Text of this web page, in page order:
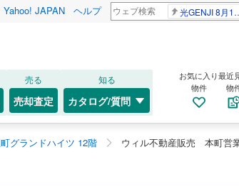
Yahoo! JAPAN ヘルプ 光
売る
売却査定
知る
カタログ/質問
お気に入り
物件
最近
物
グランドハイツ 12階 ウィル不動産販売 本町営